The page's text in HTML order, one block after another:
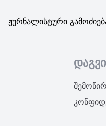
Ჟურნალისტური